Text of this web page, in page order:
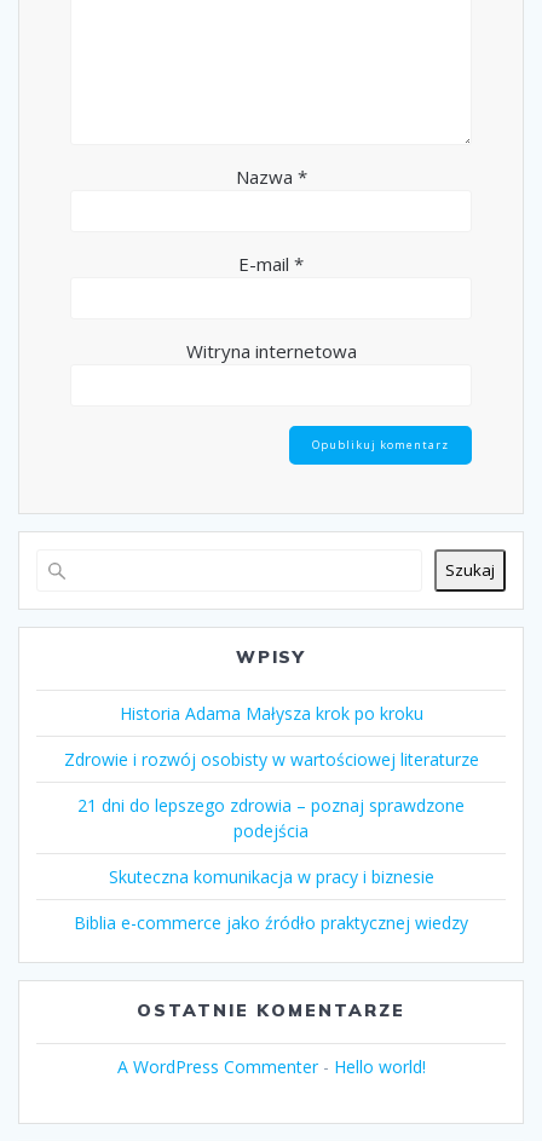
Nazwa *
E-mail *
Witryna internetowa
Szukaj
WPISY
Historia Adama Małysza krok po kroku
Zdrowie i rozwój osobisty w wartościowej literaturze
21 dni do lepszego zdrowia – poznaj sprawdzone
podejścia
Skuteczna komunikacja w pracy i biznesie
Biblia e-commerce jako źródło praktycznej wiedzy
OSTATNIE KOMENTARZE
A WordPress Commenter- Hello world!